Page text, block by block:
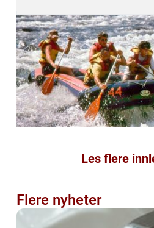
Les flere
Flere nyheter